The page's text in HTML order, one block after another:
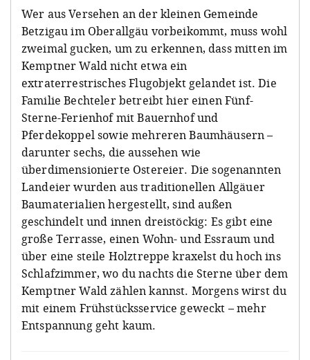
Wer aus Versehen an der kleinen Gemeinde
Betzigau im Oberallgäu vorbeikommt, muss wohl
zweimal gucken, um zu erkennen, dass mitten im
Kemptner Wald nicht etwa ein
extraterrestrisches Flugobjekt gelandet ist. Die
Familie Bechteler betreibt hier einen Fünf-
Sterne-Ferienhof mit Bauernhof und
Pferdekoppel sowie mehreren Baumhäusern –
darunter sechs, die aussehen wie
überdimensionierte Ostereier. Die sogenannten
Landeier wurden aus traditionellen Allgäuer
Baumaterialien hergestellt, sind außen
geschindelt und innen dreistöckig: Es gibt eine
große Terrasse, einen Wohn- und Essraum und
über eine steile Holztreppe kraxelst du hoch ins
Schlafzimmer, wo du nachts die Sterne über dem
Kemptner Wald zählen kannst. Morgens wirst du
mit einem Frühstücksservice geweckt – mehr
Entspannung geht kaum.